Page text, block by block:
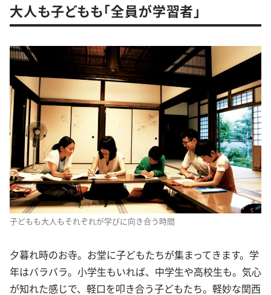
大人も子どもも「全員が学習者」
子どもも大人もそれぞれが学びに向き合う時間
夕暮れ時のお寺。お堂に子どもたちが集まってきます。学
年はバラバラ。小学生もいれば、中学生や高校生も。気心
が知れた感じで、軽口を叩き合う子どもたち。軽妙な関西